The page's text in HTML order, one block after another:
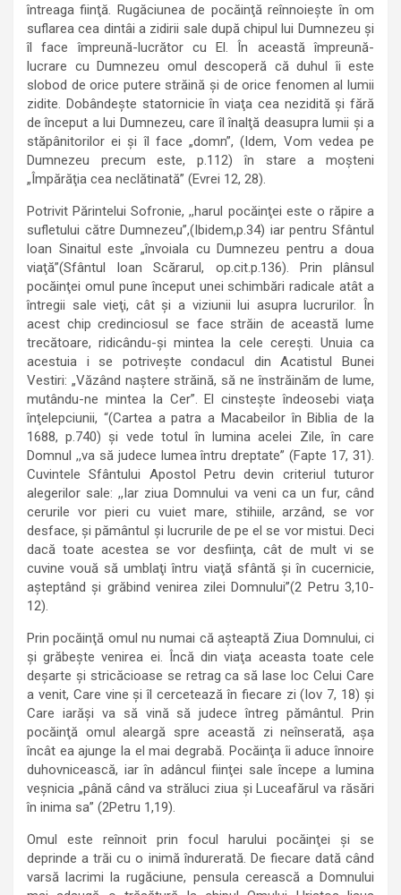
întreaga fiinţă. Rugăciunea de pocăinţă reînnoieşte în om
suflarea cea dintâi a zidirii sale după chipul lui Dumnezeu şi
îl face împreună-lucrător cu El. În această împreună-
lucrare cu Dumnezeu omul descoperă că duhul îi este
slobod de orice putere străină şi de orice fenomen al lumii
zidite. Dobândeşte statornicie în viaţa cea nezidită și fără
de început a lui Dumnezeu, care îl înalţă deasupra lumii şi a
stăpânitorilor ei şi îl face „domn”, (Idem, Vom vedea pe
Dumnezeu precum este, p.112) în stare a moşteni
„Împărăţia cea neclătinată” (Evrei 12, 28).
Potrivit Părintelui Sofronie, ,,harul pocăinţei este o răpire a
sufletului către Dumnezeu”,(Ibidem,p.34) iar pentru Sfântul
loan Sinaitul este „învoiala cu Dumnezeu pentru a doua
viaţă”(Sfântul Ioan Scărarul, op.cit.p.136). Prin plânsul
pocăinţei omul pune început unei schimbări radicale atât a
întregii sale vieţi, cât şi a viziunii lui asupra lucrurilor. În
acest chip credinciosul se face străin de această lume
trecătoare, ridicându-şi mintea la cele cereşti. Unuia ca
acestuia i se potriveşte condacul din Acatistul Bunei
Vestiri: „Văzând naştere străină, să ne înstrăinăm de lume,
mutându-ne mintea la Cer”. El cinsteşte îndeosebi viaţa
înţelepciunii, “(Cartea a patra a Macabeilor în Biblia de la
1688, p.740) şi vede totul în lumina acelei Zile, în care
Domnul ,,va să judece lumea întru dreptate” (Fapte 17, 31).
Cuvintele Sfântului Apostol Petru devin criteriul tuturor
alegerilor sale: ,,Iar ziua Domnului va veni ca un fur, când
cerurile vor pieri cu vuiet mare, stihiile, arzând, se vor
desface, şi pământul şi lucrurile de pe el se vor mistui. Deci
dacă toate acestea se vor desfiinţa, cât de mult vi se
cuvine vouă să umblaţi întru viaţă sfântă şi în cucernicie,
aşteptând şi grăbind venirea zilei Domnului”(2 Petru 3,10-
12).
Prin pocăinţă omul nu numai că aşteaptă Ziua Domnului, ci
şi grăbeşte venirea ei. Încă din viaţa aceasta toate cele
deşarte şi stricăcioase se retrag ca să lase loc Celui Care
a venit, Care vine şi îl cercetează în fiecare zi (Iov 7, 18) şi
Care iarăşi va să vină să judece întreg pământul. Prin
pocăinţă omul aleargă spre această zi neînserată, aşa
încât ea ajunge la el mai degrabă. Pocăinţa îi aduce înnoire
duhovnicească, iar în adâncul fiinţei sale începe a lumina
veşnicia „până când va străluci ziua şi Luceafărul va răsări
în inima sa” (2Petru 1,19).
Omul este reînnoit prin focul harului pocăinţei şi se
deprinde a trăi cu o inimă îndurerată. De fiecare dată când
varsă lacrimi la rugăciune, pensula cerească a Domnului